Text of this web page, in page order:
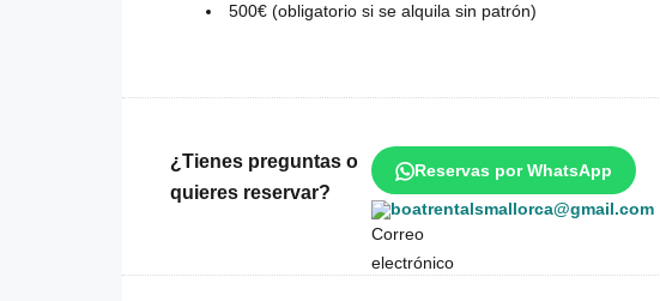
500€ (obligatorio si se alquila sin patrón)
¿Tienes preguntas o
quieres reservar?
Reservas por WhatsApp
boatrentalsmallorca@gmail.com